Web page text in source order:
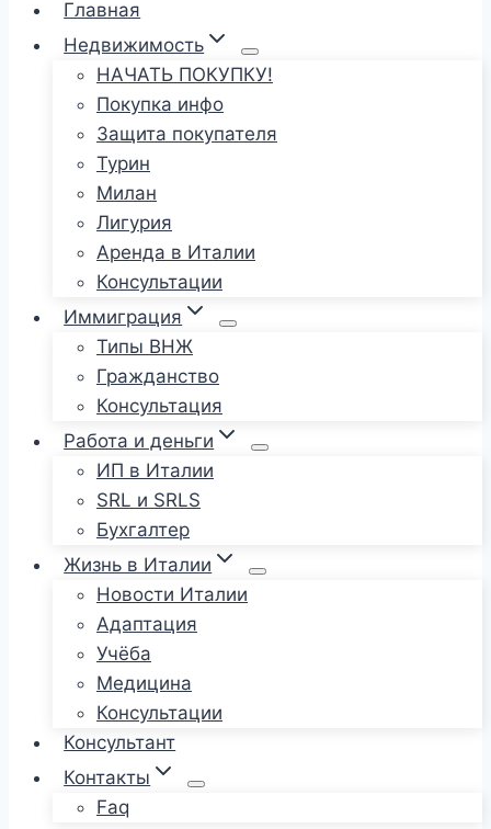
Главная
Недвижимость
НАЧАТЬ ПОКУПКУ!
Покупка инфо
Защита покупателя
Турин
Милан
Лигурия
Аренда в Италии
Консультации
Иммиграция
Типы ВНЖ
Гражданство
Консультация
Работа и деньги
ИП в Италии
SRL и SRLS
Бухгалтер
Жизнь в Италии
Новости Италии
Адаптация
Учёба
Медицина
Консультации
Консультант
Контакты
Faq